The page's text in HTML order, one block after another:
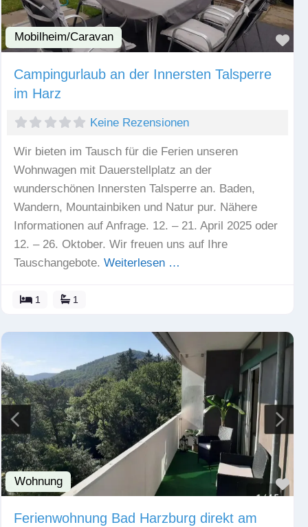
Mobilheim/Caravan
Campingurlaub an der Innersten Talsperre
im Harz
Keine Rezensionen
Wir bieten im Tausch für die Ferien unseren
Wohnwagen mit Dauerstellplatz an der
wunderschönen Innersten Talsperre an. Baden,
Wandern, Mountainbiken und Natur pur. Nähere
Informationen auf Anfrage. 12. – 21. April 2025 oder
12. – 26. Oktober. Wir freuen uns auf Ihre
Tauschangebote. Weiterlesen …
1 1
Wohnung
Ferienwohnung Bad Harzburg direkt am